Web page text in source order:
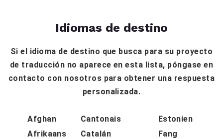
Idiomas de destino
Si el idioma de destino que busca para su proyecto
de traducción no aparece en esta lista, póngase en
contacto con nosotros para obtener una respuesta
personalizada.
Afghan
Afrikaans
Cantonais
Catalán
Estonien
Fang